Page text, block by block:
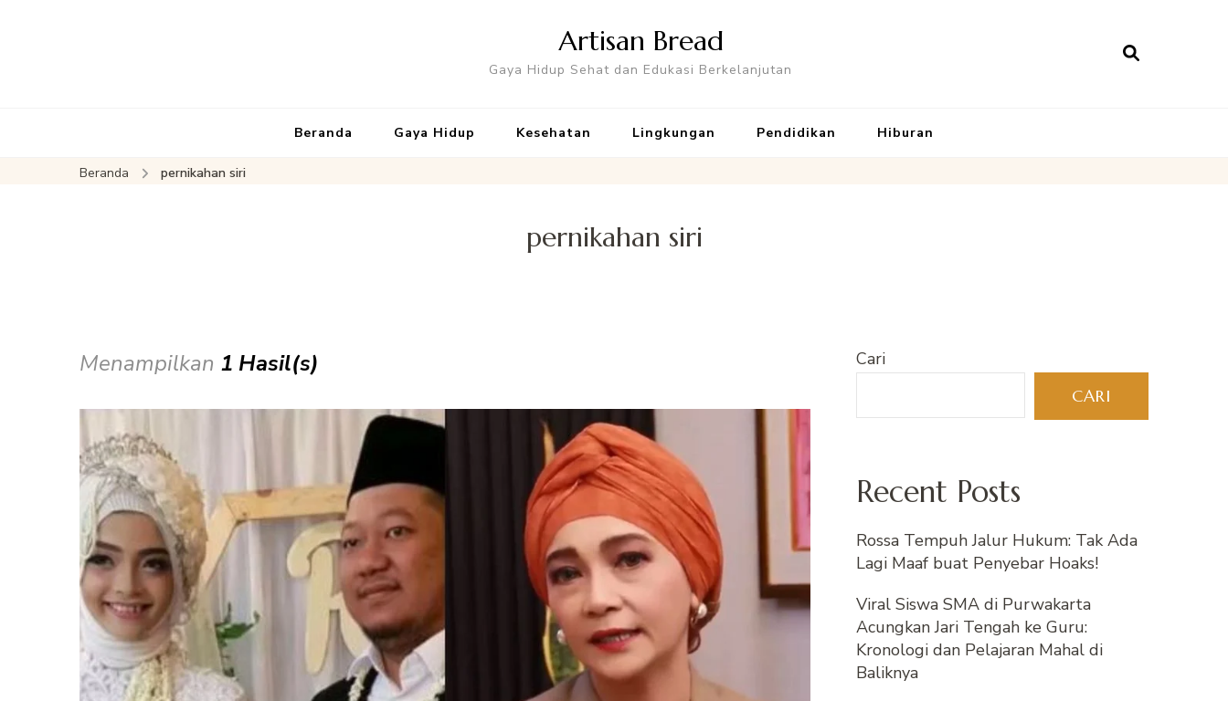
Artisan Bread
Gaya Hidup Sehat dan Edukasi Berkelanjutan
Beranda Gaya Hidup Kesehatan Lingkungan Pendidikan Hiburan
Beranda pernikahan siri
pernikahan siri
Menampilkan 1 Hasil(s) Cari
CARI
Recent Posts
Rossa Tempuh Jalur Hukum: Tak Ada
Lagi Maaf buat Penyebar Hoaks!
Viral Siswa SMA di Purwakarta
Acungkan Jari Tengah ke Guru:
Kronologi dan Pelajaran Mahal di
Baliknya